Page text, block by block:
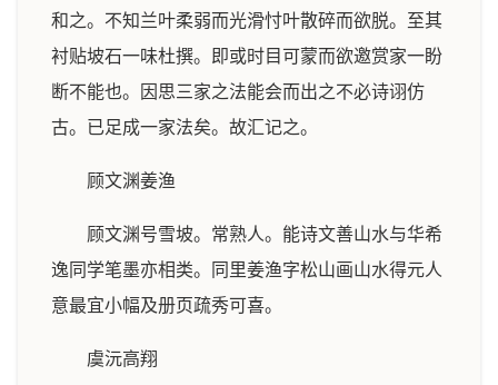
和之。不知兰叶柔弱而光滑忖叶散碎而欲脱。至其
衬贴坡石一味杜撰。即或时目可蒙而欲邀赏家一盼
断不能也。因思三家之法能会而出之不必诗诩仿
古。已足成一家法矣。故汇记之。
顾文渊姜渔
顾文渊号雪坡。常熟人。能诗文善山水与华希
逸同学笔墨亦相类。同里姜渔字松山画山水得元人
意最宜小幅及册页疏秀可喜。
虞沅高翔